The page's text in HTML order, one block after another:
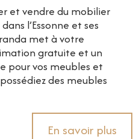
et vendre du mobilier
l’Essonne et ses
met à votre
gratuite et un
pour vos meubles et
des meubles
En savoir plus